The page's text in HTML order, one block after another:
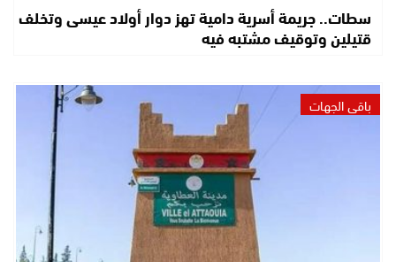
سطات.. جريمة أسرية دامية تهز دوار أولاد عيسى وتخلف
قتيلين وتوقيف مشتبه فيه
باقي الجهات